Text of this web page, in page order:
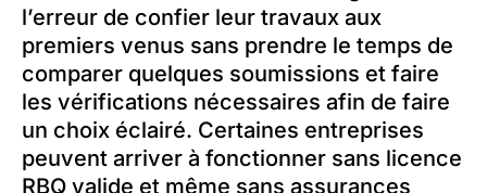
l’erreur de confier leur travaux aux
premiers venus sans prendre le temps de
comparer quelques soumissions et faire
les vérifications nécessaires afin de faire
un choix éclairé. Certaines entreprises
peuvent arriver à fonctionner sans licence
RBQ valide et même sans assurances